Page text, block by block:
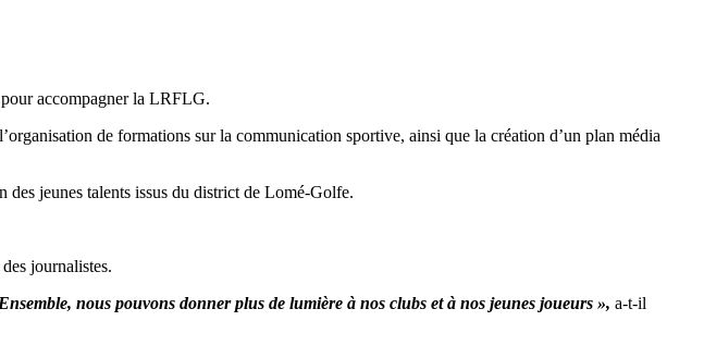
accompagner la LRFLG.
de formations sur la communication sportive, ainsi que la création d’un plan média
jeunes talents issus du district de Lomé-Golfe.
journalistes.
nous pouvons donner plus de lumière à nos clubs et à nos jeunes joueurs », a-t-il